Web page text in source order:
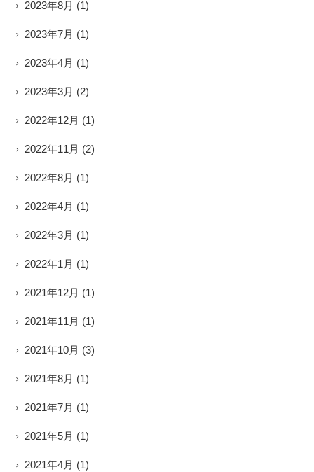
2023年8月 (1)
2023年7月 (1)
2023年4月 (1)
2023年3月 (2)
2022年12月 (1)
2022年11月 (2)
2022年8月 (1)
2022年4月 (1)
2022年3月 (1)
2022年1月 (1)
2021年12月 (1)
2021年11月 (1)
2021年10月 (3)
2021年8月 (1)
2021年7月 (1)
2021年5月 (1)
2021年4月 (1)